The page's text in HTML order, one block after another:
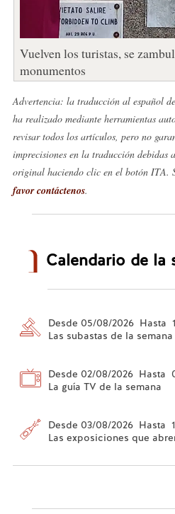
Vuelven los turistas, se
monumentos
Advertencia: la traducción al español
ha realizado mediante herramientas
revisar todos los artículos, pero no
imprecisiones en la traducción debidas
original haciendo clic en el botón ITA.
favor contáctenos.
Calendario de la
Desde 05/08/2026 Hasta
Las subastas de la semana
Desde 02/08/2026 Hasta
La guía TV de la semana
Desde 03/08/2026 Hasta
Las exposiciones que